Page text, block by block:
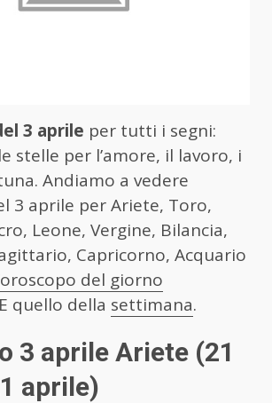
3 aprile per tutti i segni:
stelle per l’amore, il lavoro, i
Andiamo a vedere
3 aprile per Ariete, Toro,
Leone, Vergine, Bilancia,
Capricorno, Acquario
del giorno
quello della settimana.
3 aprile Ariete (21
aprile)